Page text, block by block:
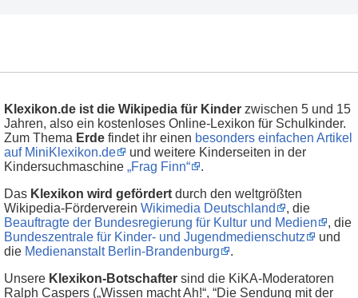
Klexikon.de ist die Wikipedia für Kinder zwischen 5 und 15
Jahren, also ein kostenloses Online-Lexikon für Schulkinder.
Zum Thema Erde findet ihr einen besonders einfachen Artikel
auf MiniKlexikon.de
und weitere Kinderseiten in der
Kindersuchmaschine „Frag Finn“
.
Das Klexikon wird gefördert durch den weltgrößten
Wikipedia-Förderverein Wikimedia Deutschland
, die
Beauftragte der Bundesregierung für Kultur und Medien
, die
Bundeszentrale für Kinder- und Jugendmedienschutz
und
die Medienanstalt Berlin-Brandenburg
.
Unsere Klexikon-Botschafter sind die KiKA-Moderatoren
Ralph Caspers („Wissen macht Ah!“, “Die Sendung mit der